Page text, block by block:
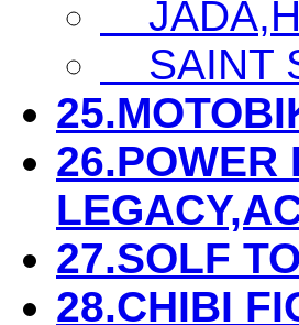
SAINT
26.POWER
27.SOLF
28.CHIBI